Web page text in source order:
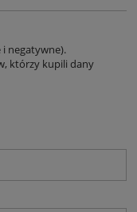
negatywne).
którzy kupili dany